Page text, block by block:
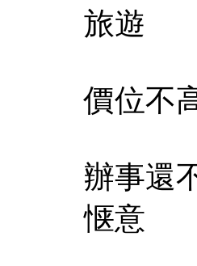
旅遊
價位不
辦事還
惬意